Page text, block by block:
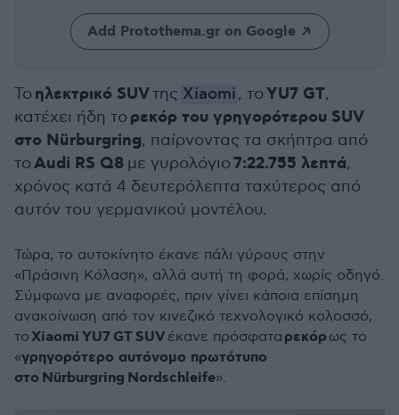
Add Protothema.gr on Google
Τοηλεκτρικό SUVτης Xiaomi, τοYU7 GT,
κατέχει ήδη τορεκόρ του γρηγορότερου SUV
στο Nürburgring, παίρνοντας τα σκήπτρα από
τοAudi RS Q8 με γυρολόγιο7:22.755 λεπτά,
χρόνος κατά 4 δευτερόλεπτα ταχύτερος από
αυτόν του γερμανικού μοντέλου.
Τώρα, το αυτοκίνητο έκανε πάλι γύρους στην
«Πράσινη Κόλαση», αλλά αυτή τη φορά, χωρίς οδηγό.
Σύμφωνα με αναφορές, πριν γίνει κάποια επίσημη
ανακοίνωση από τον κινεζικό τεχνολογικό κολοσσό,
το XiaomiYU7 GTSUVέκανε πρόσφατα ρεκόρ ως το
«γρηγορότερο αυτόνομο πρωτότυπο
στο Nürburgring Nordschleife».